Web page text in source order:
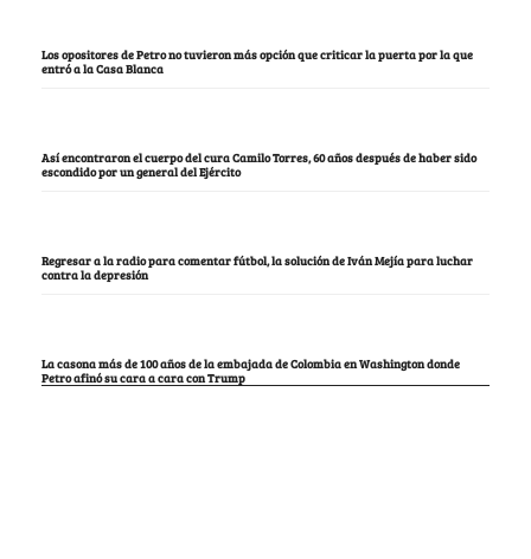
Los opositores de Petro no tuvieron más opción que criticar la puerta por la que
entró a la Casa Blanca
Así encontraron el cuerpo del cura Camilo Torres, 60 años después de haber sido
escondido por un general del Ejército
Regresar a la radio para comentar fútbol, la solución de Iván Mejía para luchar
contra la depresión
La casona más de 100 años de la embajada de Colombia en Washington donde
Petro afinó su cara a cara con Trump